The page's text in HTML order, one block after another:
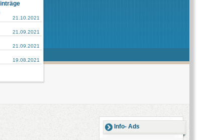
21.10.2021
21.09.2021
21.09.2021
19.08.2021
Info- Ads